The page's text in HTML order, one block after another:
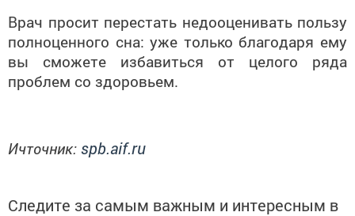
Врач просит перестать недооценивать пользу
полноценного сна: уже только благодаря ему
вы сможете избавиться от целого ряда
проблем со здоровьем.
Ичточник: spb.aif.ru
Следите за самым важным и интересным в